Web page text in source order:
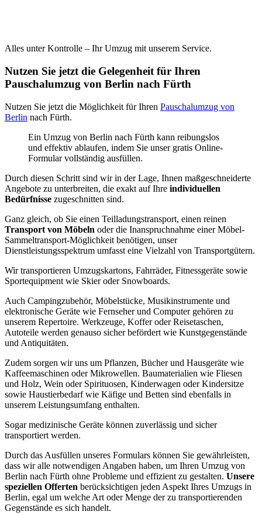
Alles unter Kontrolle – Ihr Umzug mit unserem Service.
Nutzen Sie jetzt die Gelegenheit für Ihren
Pauschalumzug von Berlin nach Fürth
Nutzen Sie jetzt die Möglichkeit für Ihren Pauschalumzug von
Berlin nach Fürth.
Ein Umzug von Berlin nach Fürth kann reibungslos
und effektiv ablaufen, indem Sie unser gratis Online-
Formular vollständig ausfüllen.
Durch diesen Schritt sind wir in der Lage, Ihnen maßgeschneiderte
Angebote zu unterbreiten, die exakt auf Ihre individuellen
Bedürfnisse zugeschnitten sind.
Ganz gleich, ob Sie einen Teilladungstransport, einen reinen
Transport von Möbeln oder die Inanspruchnahme einer Möbel-
Sammeltransport-Möglichkeit benötigen, unser
Dienstleistungsspektrum umfasst eine Vielzahl von Transportgütern.
Wir transportieren Umzugskartons, Fahrräder, Fitnessgeräte sowie
Sportequipment wie Skier oder Snowboards.
Auch Campingzubehör, Möbelstücke, Musikinstrumente und
elektronische Geräte wie Fernseher und Computer gehören zu
unserem Repertoire. Werkzeuge, Koffer oder Reisetaschen,
Autoteile werden genauso sicher befördert wie Kunstgegenstände
und Antiquitäten.
Zudem sorgen wir uns um Pflanzen, Bücher und Hausgeräte wie
Kaffeemaschinen oder Mikrowellen. Baumaterialien wie Fliesen
und Holz, Wein oder Spirituosen, Kinderwagen oder Kindersitze
sowie Haustierbedarf wie Käfige und Betten sind ebenfalls in
unserem Leistungsumfang enthalten.
Sogar medizinische Geräte können zuverlässig und sicher
transportiert werden.
Durch das Ausfüllen unseres Formulars können Sie gewährleisten,
dass wir alle notwendigen Angaben haben, um Ihren Umzug von
Berlin nach Fürth ohne Probleme und effizient zu gestalten. Unsere
speziellen Offerten berücksichtigen jeden Aspekt Ihres Umzugs in
Berlin, egal um welche Art oder Menge der zu transportierenden
Gegenstände es sich handelt.